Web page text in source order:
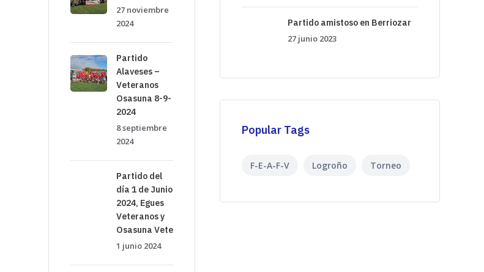
27 noviembre
2024
Partido
Alaveses –
Veteranos
Osasuna 8-9-
2024
8 septiembre
2024
Partido del
día 1 de Junio
2024, Egues
Veteranos y
Osasuna Veteranos
1 junio 2024
Partido amistoso en Berriozar
27 junio 2023
Popular Tags
F-E-A-F-V Logroño Torneo